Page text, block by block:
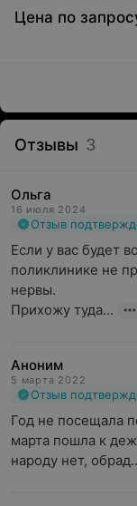
Цена по
Отзывы 3
Ольга
16 июля 2024
Отзыв
Если у вас будет
поликлинике не
нервы.
Прихожу туда...
Аноним
5 марта 2022
Отзыв
Год не посещала
марта пошла к
народу нет,